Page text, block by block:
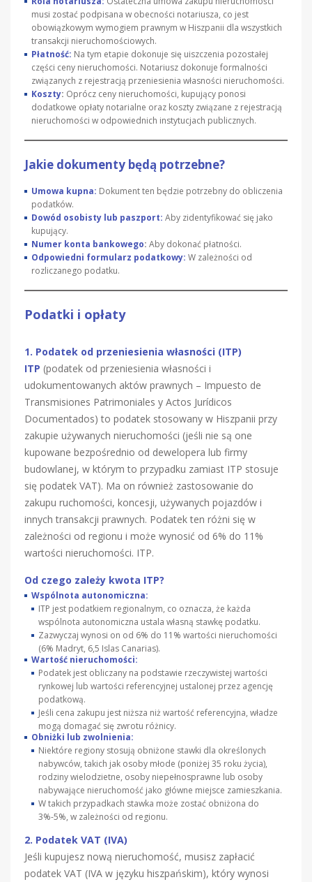
musi zostać podpisana w obecności notariusza, co jest
obowiązkowym wymogiem prawnym w Hiszpanii dla wszystkich
transakcji nieruchomościowych.
Płatność: Na tym etapie dokonuje się uiszczenia pozostałej
części ceny nieruchomości. Notariusz dokonuje formalności
związanych z rejestracją przeniesienia własności nieruchomości.
Koszty: Oprócz ceny nieruchomości, kupujący ponosi
dodatkowe opłaty notarialne oraz koszty związane z rejestracją
nieruchomości w odpowiednich instytucjach publicznych.
Jakie dokumenty będą potrzebne?
Umowa kupna: Dokument ten będzie potrzebny do obliczenia
podatków.
Dowód osobisty lub paszport: Aby zidentyfikować się jako
kupujący.
Numer konta bankowego: Aby dokonać płatności.
Odpowiedni formularz podatkowy: W zależności od
rozliczanego podatku.
Podatki i opłaty
1. Podatek od przeniesienia własności (ITP)
ITP (podatek od przeniesienia własności i
udokumentowanych aktów prawnych – Impuesto de
Transmisiones Patrimoniales y Actos Jurídicos
Documentados) to podatek stosowany w Hiszpanii przy
zakupie używanych nieruchomości (jeśli nie są one
kupowane bezpośrednio od dewelopera lub firmy
budowlanej, w którym to przypadku zamiast ITP stosuje
się podatek VAT). Ma on również zastosowanie do
zakupu ruchomości, koncesji, używanych pojazdów i
innych transakcji prawnych. Podatek ten różni się w
zależności od regionu i może wynosić od 6% do 11%
wartości nieruchomości. ITP.
Od czego zależy kwota ITP?
Wspólnota autonomiczna:
ITP jest podatkiem regionalnym, co oznacza, że każda
wspólnota autonomiczna ustala własną stawkę podatku.
Zazwyczaj wynosi on od 6% do 11% wartości nieruchomości
(6% Madryt, 6,5 Islas Canarias).
Wartość nieruchomości:
Podatek jest obliczany na podstawie rzeczywistej wartości
rynkowej lub wartości referencyjnej ustalonej przez agencję
podatkową.
Jeśli cena zakupu jest niższa niż wartość referencyjna, władze
mogą domagać się zwrotu różnicy.
Obniżki lub zwolnienia:
Niektóre regiony stosują obniżone stawki dla określonych
nabywców, takich jak osoby młode (poniżej 35 roku życia),
rodziny wielodzietne, osoby niepełnosprawne lub osoby
nabywające nieruchomość jako główne miejsce zamieszkania.
W takich przypadkach stawka może zostać obniżona do
3%-5%, w zależności od regionu.
2. Podatek VAT (IVA)
Jeśli kupujesz nową nieruchomość, musisz zapłacić
podatek VAT (IVA w języku hiszpańskim), który wynosi